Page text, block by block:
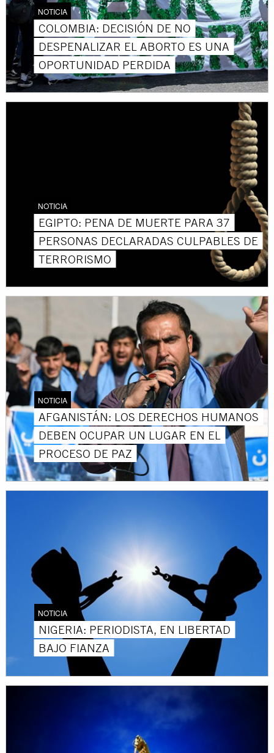
NOTICIA
COLOMBIA: DECISIÓN DE NO
DESPENALIZAR EL ABORTO ES UNA
OPORTUNIDAD PERDIDA
NOTICIA
EGIPTO: PENA DE MUERTE PARA 37
PERSONAS DECLARADAS CULPABLES DE
TERRORISMO
NOTICIA
AFGANISTÁN: LOS DERECHOS HUMANOS
DEBEN OCUPAR UN LUGAR EN EL
PROCESO DE PAZ
NOTICIA
NIGERIA: PERIODISTA, EN LIBERTAD
BAJO FIANZA